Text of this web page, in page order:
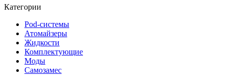
Категории
Pod-системы
Атомайзеры
Жидкости
Комплектующие
Моды
Самозамес